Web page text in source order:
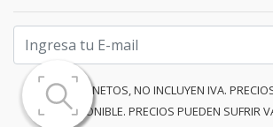
PRECIOS NETOS, NO INCLUYEN IVA.
DISPONIBLE. PRECIOS PUEDEN SUFRIR